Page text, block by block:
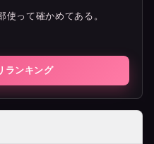
使って確かめてある。
ランキング